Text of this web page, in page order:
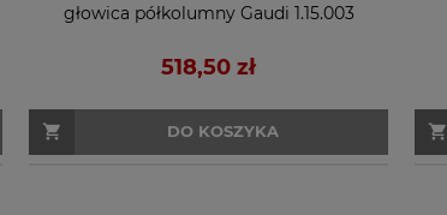
głowica półkolumny Gaudi 1.15.003
518,50 zł
DO KOSZYKA